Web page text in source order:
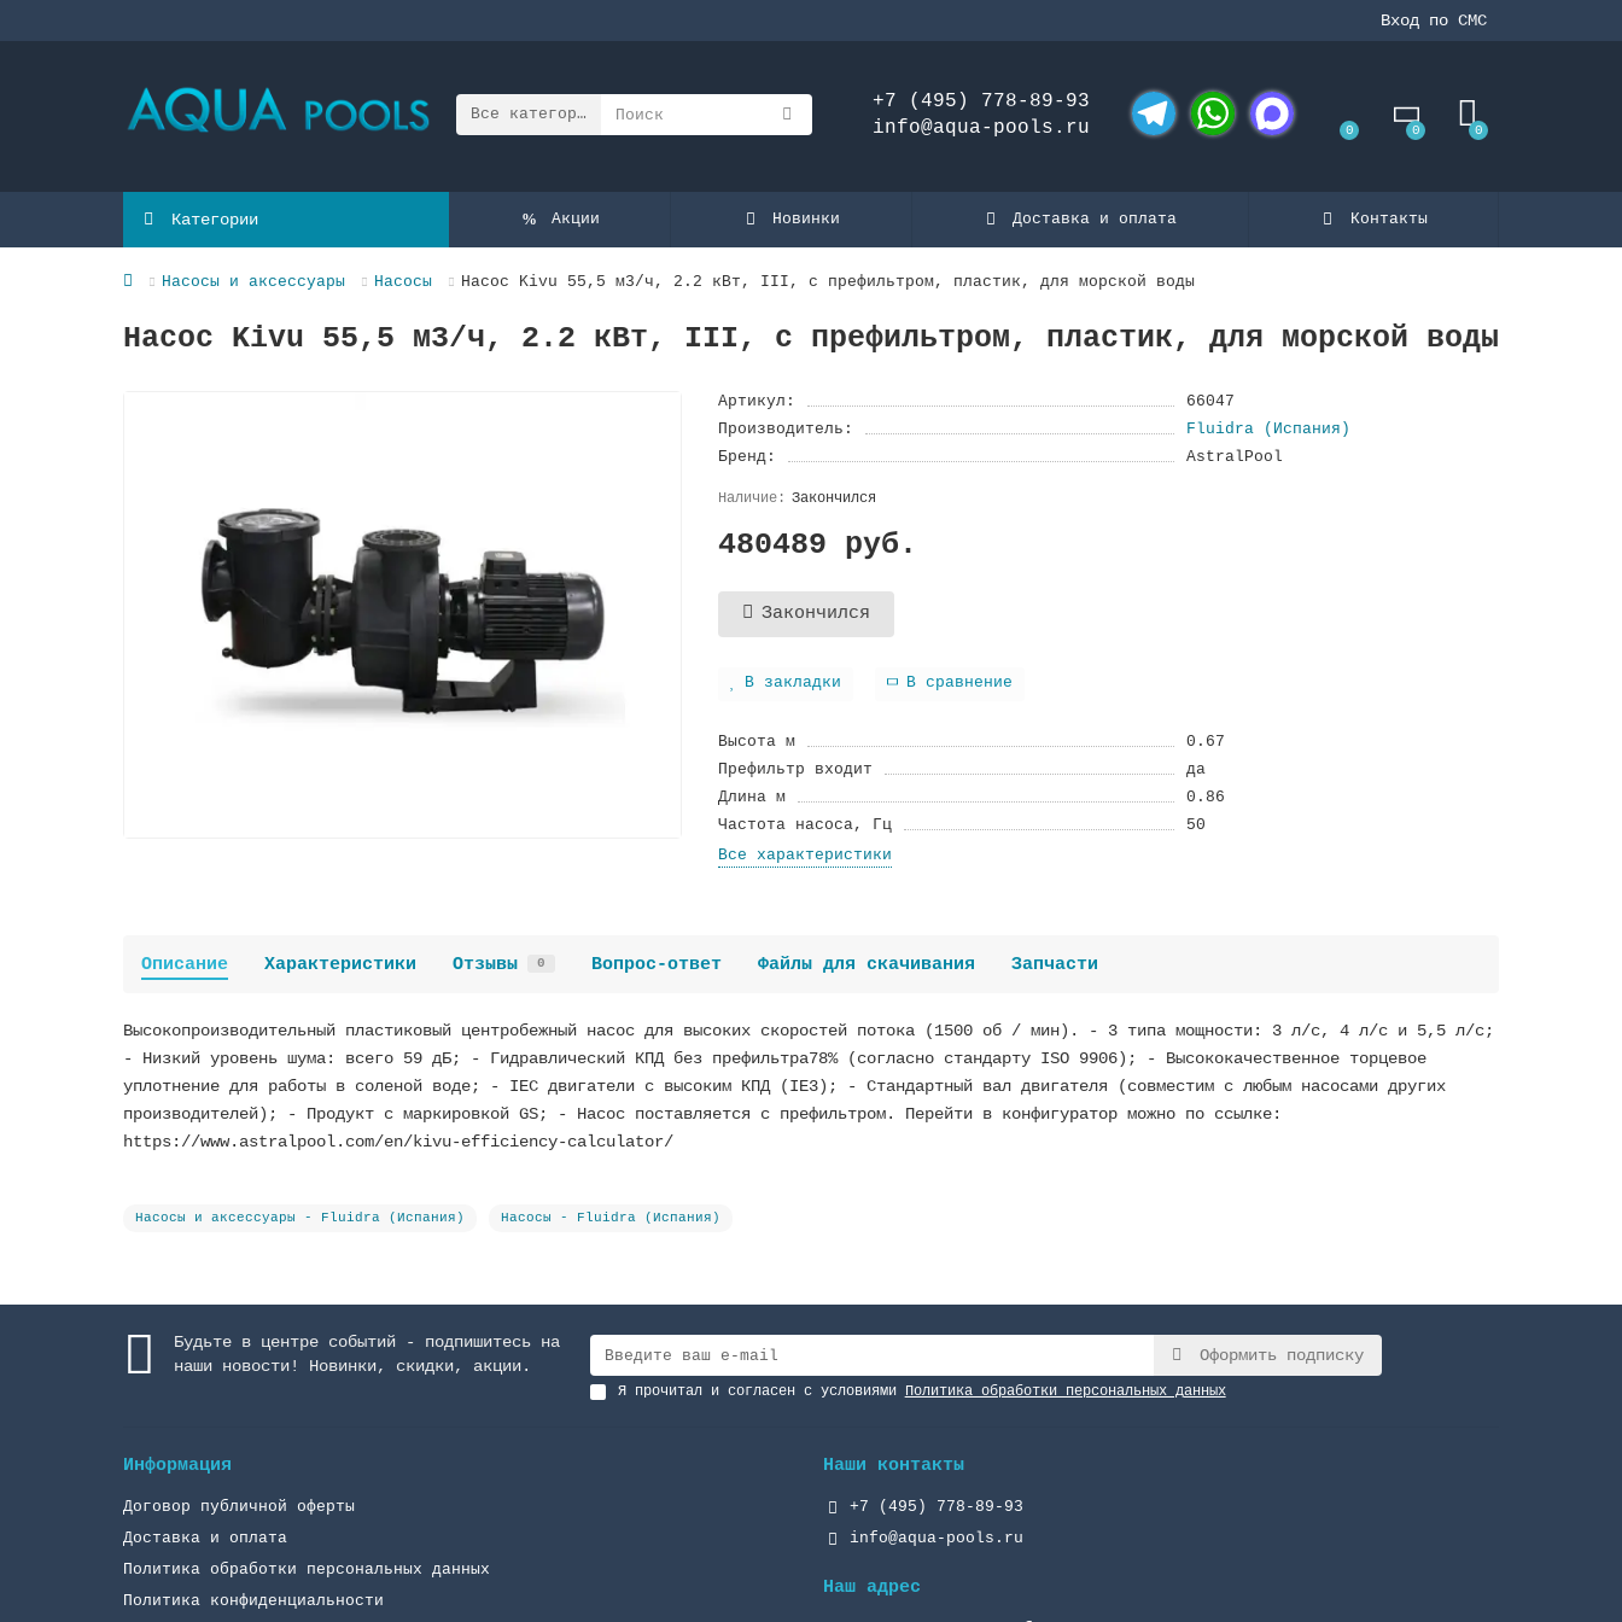
Вход по СМС
Все категории
+7 (495) 778-89-93
info@aqua-pools.ru
0 0 0
Категории Акции Новинки Доставка и оплата Контакты
Насосы и аксессуары Насосы Насос Kivu 55,5 м3/ч, 2.2 кВт, III, с префильтром, пластик, для морской воды
Насос Kivu 55,5 м3/ч, 2.2 кВт, III, с префильтром, пластик, для морской воды
Артикул:
66047
Производитель:
Fluidra (Испания)
Бренд:
AstralPool
Закончился
480489 руб.
Закончился
В закладки В сравнение
Высота м
0.67
Префильтр входит
да
Длина м
0.86
Частота насоса, Гц
50
Все характеристики
Описание Характеристики Отзывы 0 Вопрос-ответ Файлы для скачивания Запчасти
Высокопроизводительный пластиковый центробежный насос для высоких скоростей потока (1500 об / мин). - 3 типа мощности: 3 л/с, 4 л/с и 5,5 л/с;
- Низкий уровень шума: всего 59 дБ; - Гидравлический КПД без префильтра78% (согласно стандарту ISO 9906); - Высококачественное торцевое
уплотнение для работы в соленой воде; - IEC двигатели с высоким КПД (IE3); - Стандартный вал двигателя (совместим с любым насосами других
производителей); - Продукт с маркировкой GS; - Насос поставляется с префильтром. Перейти в конфигуратор можно по ссылке:
https://www.astralpool.com/en/kivu-efficiency-calculator/
Насосы и аксессуары - Fluidra (Испания) Насосы - Fluidra (Испания)
Будьте в центре событий - подпишитесь на
наши новости! Новинки, скидки, акции.
Оформить подписку
Я прочитал и согласен с условиями Политика обработки персональных данных
Информация
Договор публичной оферты
Доставка и оплата
Политика обработки персональных данных
Политика конфиденциальности
Наши контакты
+7 (495) 778-89-93
info@aqua-pools.ru
Наш адрес